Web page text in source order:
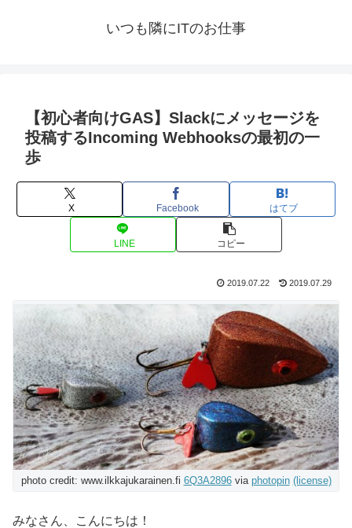
いつも隣にITのお仕事
【初心者向けGAS】Slackにメッセージを
投稿するIncoming Webhooksの最初の一
歩
X Facebook はてブ
LINE コピー
2019.07.22 2019.07.29
photo credit: www.ilkkajukarainen.fi 6Q3A2896via photopin (license)
みなさん、こんにちは！